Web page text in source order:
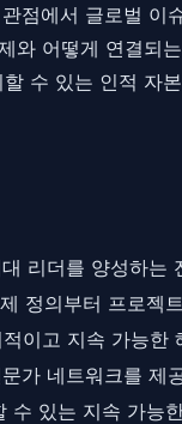
점에서 글로벌
어떻게 연결되
수 있는 인적
리더를 양성하는
정의부터 프로젝
이고 지속 가능한
가 네트워크를 제
있는 지속 가능